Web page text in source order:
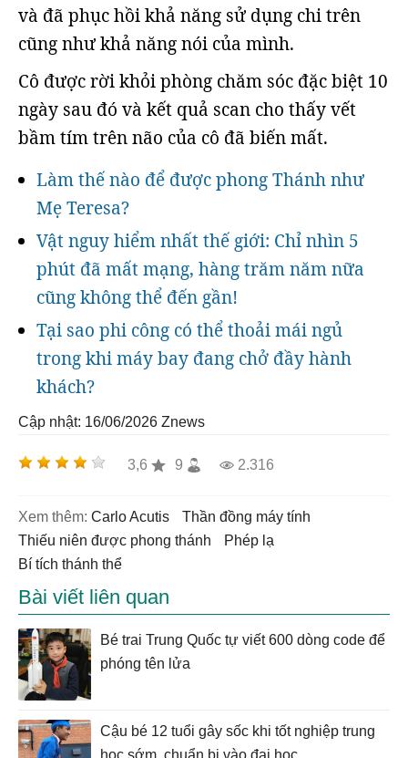
và đã phục hồi khả năng sử dụng chi trên
cũng như khả năng nói của mình.
Cô được rời khỏi phòng chăm sóc đặc biệt 10
ngày sau đó và kết quả scan cho thấy vết
bầm tím trên não của cô đã biến mất.
Làm thế nào để được phong Thánh như
Mẹ Teresa?
Vật nguy hiểm nhất thế giới: Chỉ nhìn 5
phút đã mất mạng, hàng trăm năm nữa
cũng không thể đến gần!
Tại sao phi công có thể thoải mái ngủ
trong khi máy bay đang chở đầy hành
khách?
Cập nhật: 16/06/2026 Znews
3,6 9 2.316
Xem thêm: Carlo Acutis
thần đồng máy tính
thiếu niên được phong thánh
phép lạ
bí tích thánh thể
Bài viết liên quan
Bé trai Trung Quốc tự viết 600 dòng code để
phóng tên lửa
Cậu bé 12 tuổi gây sốc khi tốt nghiệp trung
học sớm, chuẩn bị vào đại học